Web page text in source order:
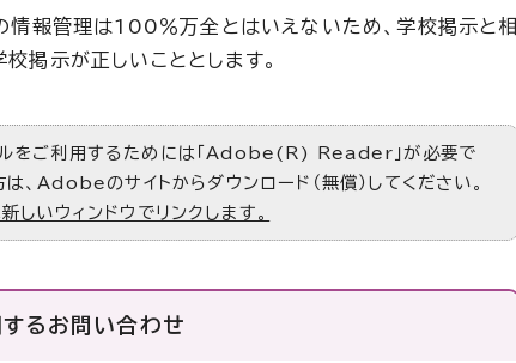
の情報管理は100％万全とはいえないため、学校掲示と相
掲示が正しいこととします。
をご利用するためには「Adobe(R) Reader」が必要で
、Adobeのサイトからダウンロード（無償）してください。
いウィンドウでリンクします。
る お問い合わせ